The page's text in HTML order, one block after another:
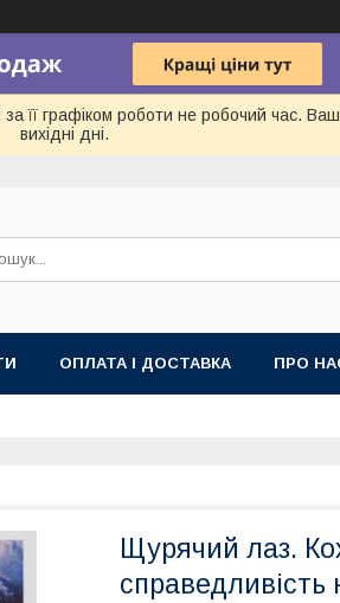
її графіком роботи не робочий час.
вихідні дні.
ОПЛАТА І ДОСТАВКА ПРО
Щурячий лаз.
справедливість